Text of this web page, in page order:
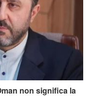
non significa la